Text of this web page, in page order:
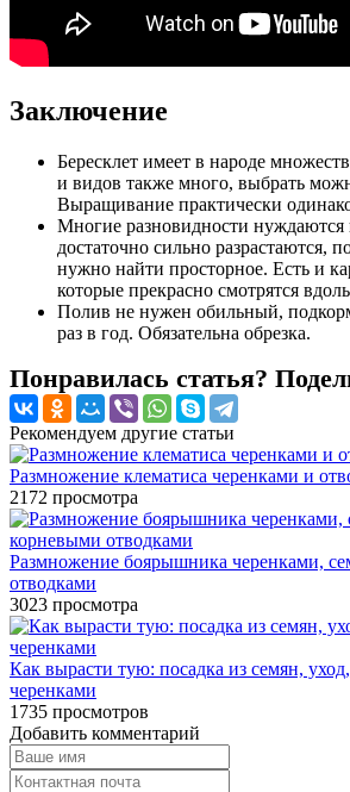
Заключение
Бересклет имеет в народе
и видов также много, выбрать
Выращивание практически
Многие разновидности нуждаются
достаточно сильно разрастаются,
нужно найти просторное. Есть и
которые прекрасно смотрятся
Полив не нужен обильный,
раз в год. Обязательна обрезка.
Понравилась статья?
Рекомендуем другие статьи
Размножение клематиса черенками и
2172 просмотра
Размножение боярышника черенками,
отводками
3023 просмотра
Как вырасти тую: посадка из семян,
черенками
1735 просмотров
Добавить комментарий